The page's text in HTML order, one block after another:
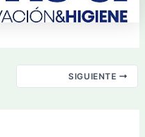
SIGUIENTE